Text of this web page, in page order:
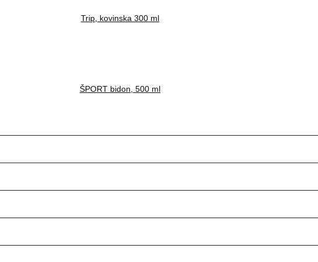
Trip, kovinska 300 ml
ŠPORT bidon, 500 ml